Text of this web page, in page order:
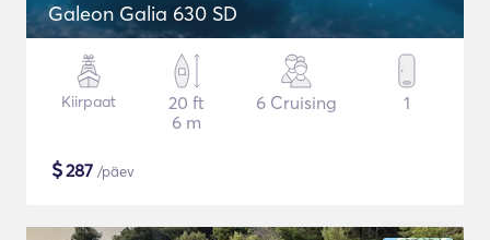
Galeon Galia 630 SD
Kiirpaat
20 ft
6 m
6 Cruising 1
$287 /päev